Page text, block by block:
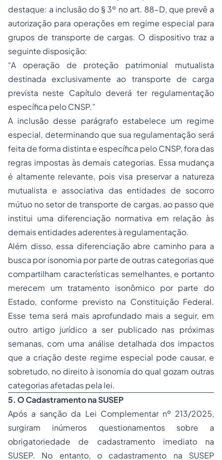
destaque: a inclusão do § 3º no art. 88-D, que prevê a
autorização para operações em regime especial para
grupos de transporte de cargas. O dispositivo traz a
seguinte disposição:
“A operação de proteção patrimonial mutualista
destinada exclusivamente ao transporte de carga
prevista neste Capítulo deverá ter regulamentação
específica pelo CNSP.”
A inclusão desse parágrafo estabelece um regime
especial, determinando que sua regulamentação será
feita de forma distinta e específica pelo CNSP, fora das
regras impostas às demais categorias. Essa mudança
é altamente relevante, pois visa preservar a natureza
mutualista e associativa das entidades de socorro
mútuo no setor de transporte de cargas, ao passo que
institui uma diferenciação normativa em relação às
demais entidades aderentes à regulamentação.
Além disso, essa diferenciação abre caminho para a
busca por isonomia por parte de outras categorias que
compartilham características semelhantes, e portanto
merecem um tratamento isonômico por parte do
Estado, conforme previsto na Constituição Federal.
Esse tema será mais aprofundado mais a seguir, em
outro artigo jurídico a ser publicado nas próximas
semanas, com uma análise detalhada dos impactos
que a criação deste regime especial pode causar, e
sobretudo, no direito à isonomia do qual gozam outras
categorias afetadas pela lei.
5. O Cadastramento na SUSEP
Após a sanção da Lei Complementar nº 213/2025,
surgiram inúmeros questionamentos sobre a
obrigatoriedade de cadastramento imediato na
SUSEP. No entanto, o cadastramento na SUSEP